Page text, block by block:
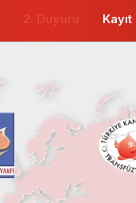
2. Duyuru